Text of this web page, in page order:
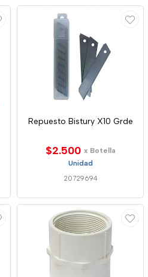
Repuesto Bistury X10 Grde
$2.500 x Botella
Unidad
20729694